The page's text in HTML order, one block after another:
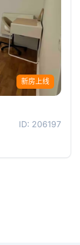
新房上线
ID: 206197